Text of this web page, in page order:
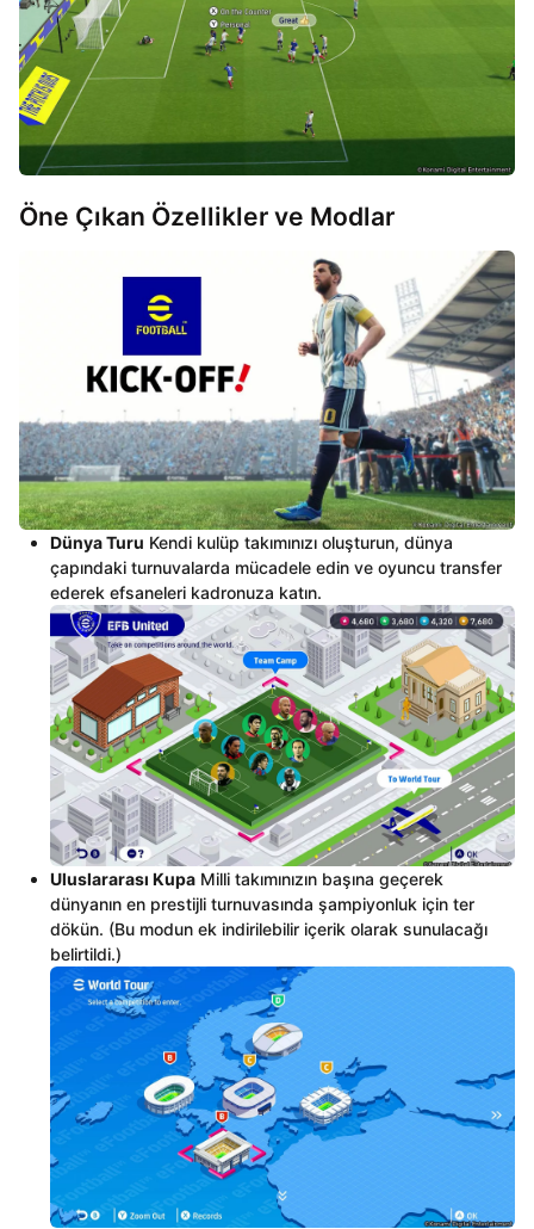
Öne Çıkan Özellikler ve Modlar
Dünya Turu Kendi kulüp takımınızı oluşturun, dünya
çapındaki turnuvalarda mücadele edin ve oyuncu transfer
ederek efsaneleri kadronuza katın.
Uluslararası Kupa Milli takımınızın başına geçerek
dünyanın en prestijli turnuvasında şampiyonluk için ter
dökün. (Bu modun ek indirilebilir içerik olarak sunulacağı
belirtildi.)